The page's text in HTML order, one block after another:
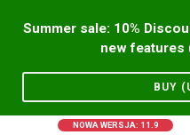
Summer sale: 10%
new features
BUY
NOWA WERSJA: 11.9